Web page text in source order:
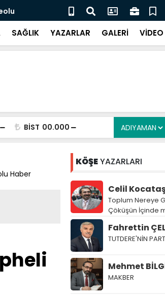
TBMM’de Çocuklara Yönelik
Tamamlandı
SAĞLIK YAZARLAR GALERİ VİDEO
BİST 00.000
Haber
KÖŞEYAZARLARI
Celil
Toplum Nereye
Çöküşün İçinde
Fahrettin
TUTDERE'NİN
Mehmet
MAKBER